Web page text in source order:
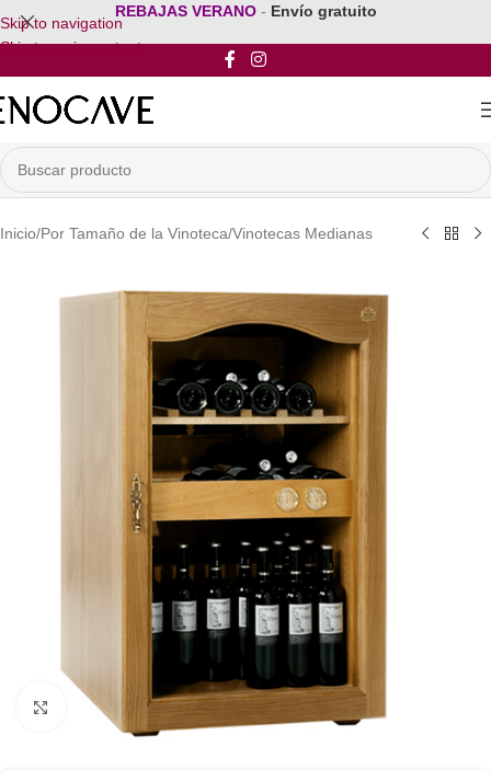
Skip to navigation
Skip to main content
REBAJAS VERANO - Envío gratuito
Inicio/Por Tamaño de la Vinoteca/Vinotecas Medianas
Clic para ampliar